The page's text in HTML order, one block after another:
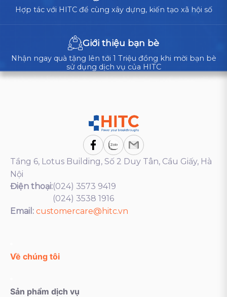
Hợp tác với HITC để cùng xây dựng, kiến tạo xã hội số
Giới thiệu bạn bè
Nhận ngay quà tặng lên tới 1 Triệu đồng khi mời bạn bè
sử dụng dịch vụ của HITC
Tầng 6, Lotus Building, Số 2 Duy Tân, Cầu Giấy, Hà
Nội
Điện thoại:(024) 3573 9419
(024) 3538 1916
Email: customercare@hitc.vn
Về chúng tôi
Sản phẩm dịch vụ